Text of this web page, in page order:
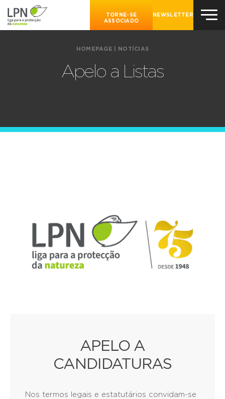
TORNE-SE
ASSOCIADO
NEWSLETTER
HOMEPAGE NOTÍCIAS
Apelo a Listas
APELO A
CANDIDATURAS
Nos termos legais e estatutários convidam-se